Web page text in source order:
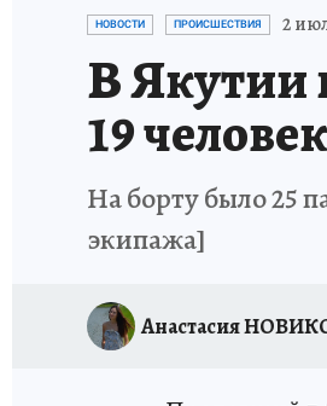
ИСПЫТАНО НА
НОВОСТИ ПРОИСШЕСТВИЯ 2
В Якутии
19 человек
На борту было 25
экипажа]
Анастасия